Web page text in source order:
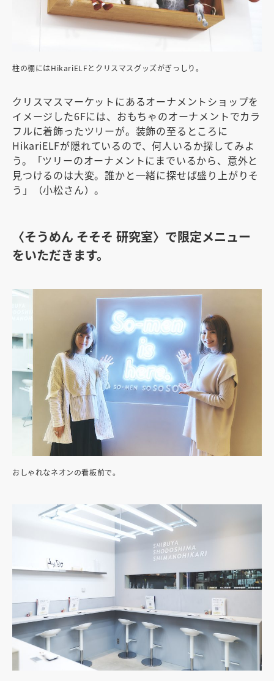
柱の棚にはHikariELFとクリスマスグッズがぎっしり。
クリスマスマーケットにあるオーナメントショップを
イメージした6Fには、おもちゃのオーナメントでカラ
フルに着飾ったツリーが。装飾の至るところに
HikariELFが隠れているので、何人いるか探してみよ
う。「ツリーのオーナメントにまでいるから、意外と
見つけるのは大変。誰かと一緒に探せば盛り上がりそ
う」（小松さん）。
〈そうめん そそそ 研究室〉で限定メニュー
をいただきます。
おしゃれなネオンの看板前で。